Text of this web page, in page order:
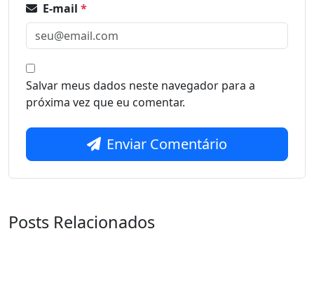
E-mail *
Salvar meus dados neste navegador para a
próxima vez que eu comentar.
Enviar Comentário
Posts Relacionados